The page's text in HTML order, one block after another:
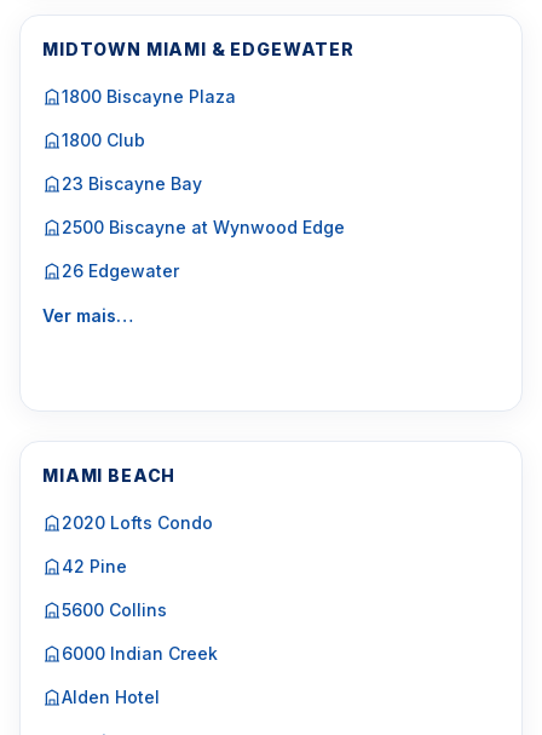
MIDTOWN MIAMI & EDGEWATER
1800 Biscayne Plaza
1800 Club
23 Biscayne Bay
2500 Biscayne at Wynwood Edge
26 Edgewater
Ver mais…
MIAMI BEACH
2020 Lofts Condo
42 Pine
5600 Collins
6000 Indian Creek
Alden Hotel